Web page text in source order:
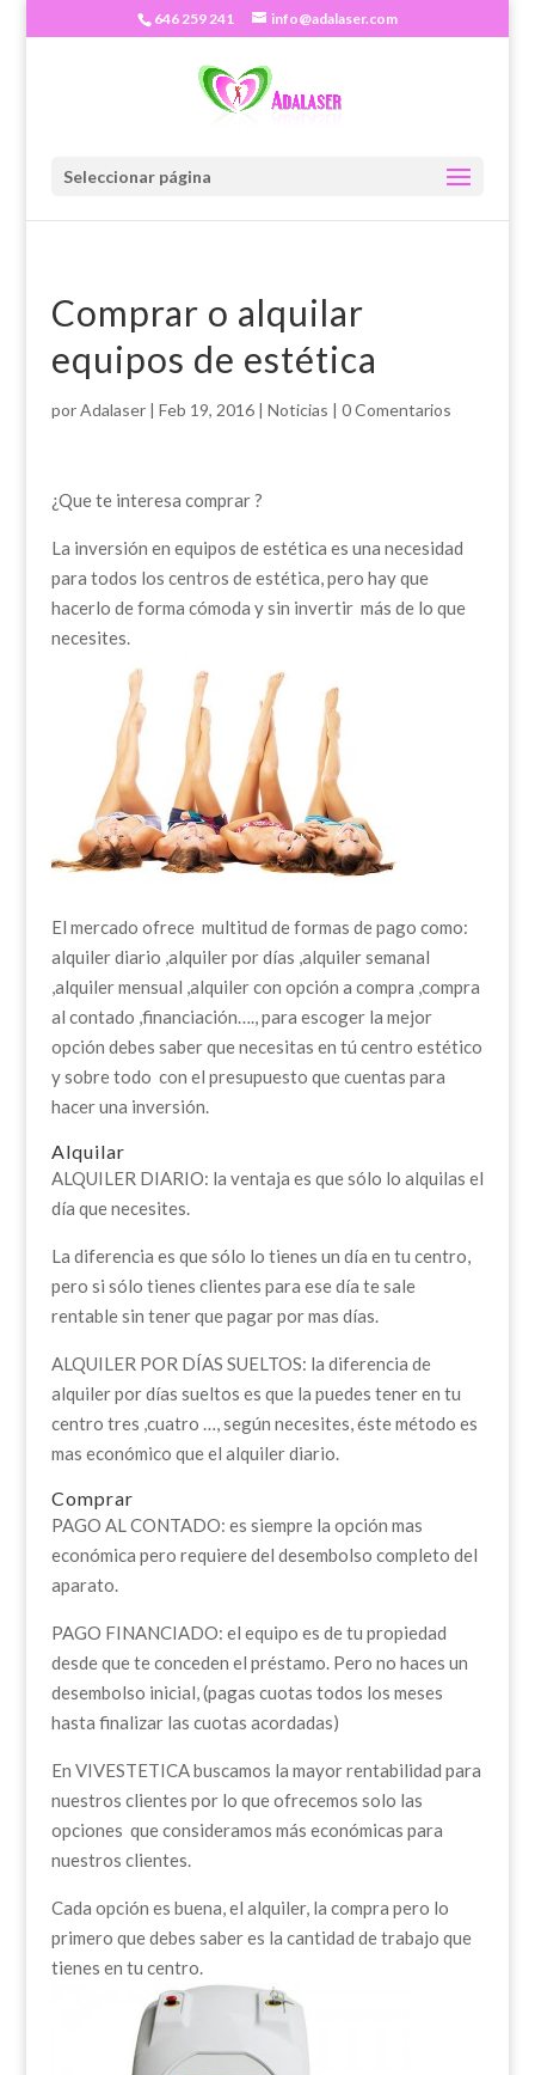
646 259 241 info@adalaser.com
Seleccionar página
Comprar o alquilar
equipos de estética
porAdalaser| Feb 19, 2016| Noticias | 0 Comentarios
¿Que te interesa comprar ?
La inversión en equipos de estética es una necesidad
para todos los centros de estética, pero hay que
hacerlo de forma cómoda y sin invertir más de lo que
necesites.
El mercado ofrece multitud de formas de pago como:
alquiler diario ,alquiler por días ,alquiler semanal
,alquiler mensual ,alquiler con opción a compra ,compra
al contado ,financiación…., para escoger la mejor
opción debes saber que necesitas en tú centro estético
y sobre todo con el presupuesto que cuentas para
hacer una inversión.
Alquilar
ALQUILER DIARIO: la ventaja es que sólo lo alquilas el
día que necesites.
La diferencia es que sólo lo tienes un día en tu centro,
pero si sólo tienes clientes para ese día te sale
rentable sin tener que pagar por mas días.
ALQUILER POR DÍAS SUELTOS: la diferencia de
alquiler por días sueltos es que la puedes tener en tu
centro tres ,cuatro …, según necesites, éste método es
mas económico que el alquiler diario.
Comprar
PAGO AL CONTADO: es siempre la opción mas
económica pero requiere del desembolso completo del
aparato.
PAGO FINANCIADO: el equipo es de tu propiedad
desde que te conceden el préstamo. Pero no haces un
desembolso inicial, (pagas cuotas todos los meses
hasta finalizar las cuotas acordadas)
En VIVESTETICA buscamos la mayor rentabilidad para
nuestros clientes por lo que ofrecemos solo las
opciones que consideramos más económicas para
nuestros clientes.
Cada opción es buena, el alquiler, la compra pero lo
primero que debes saber es la cantidad de trabajo que
tienes en tu centro.